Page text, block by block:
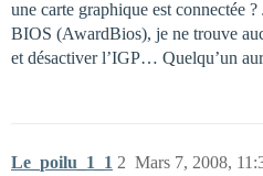
une carte graphique est connectée
BIOS (AwardBios), je ne trouve
et désactiver l’IGP… Quelqu’un
Le_poilu_1_1 Mars 7, 2008,
2